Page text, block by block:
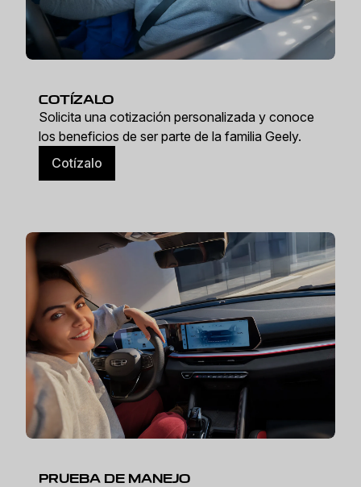
COTÍZALO
Solicita una cotización personalizada y conoce
los beneficios de ser parte de la familia Geely.
Cotízalo
PRUEBA DE MANEJO